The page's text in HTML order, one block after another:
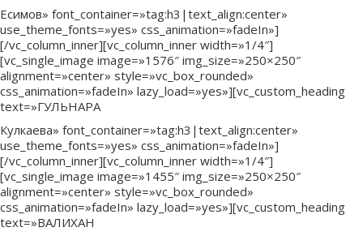
Есимов» font_container=»tag:h3|text_align:center»
use_theme_fonts=»yes» css_animation=»fadeIn»]
[/vc_column_inner][vc_column_inner width=»1/4″]
[vc_single_image image=»1576″ img_size=»250×250″
alignment=»center» style=»vc_box_rounded»
css_animation=»fadeIn» lazy_load=»yes»][vc_custom_heading
text=»ГУЛЬНАРА
Кулкаева» font_container=»tag:h3|text_align:center»
use_theme_fonts=»yes» css_animation=»fadeIn»]
[/vc_column_inner][vc_column_inner width=»1/4″]
[vc_single_image image=»1455″ img_size=»250×250″
alignment=»center» style=»vc_box_rounded»
css_animation=»fadeIn» lazy_load=»yes»][vc_custom_heading
text=»ВАЛИХАН